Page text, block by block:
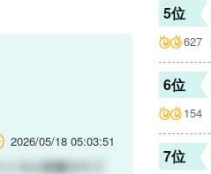
2026/05/18 05:03:51
5位
627
6位
154
7位